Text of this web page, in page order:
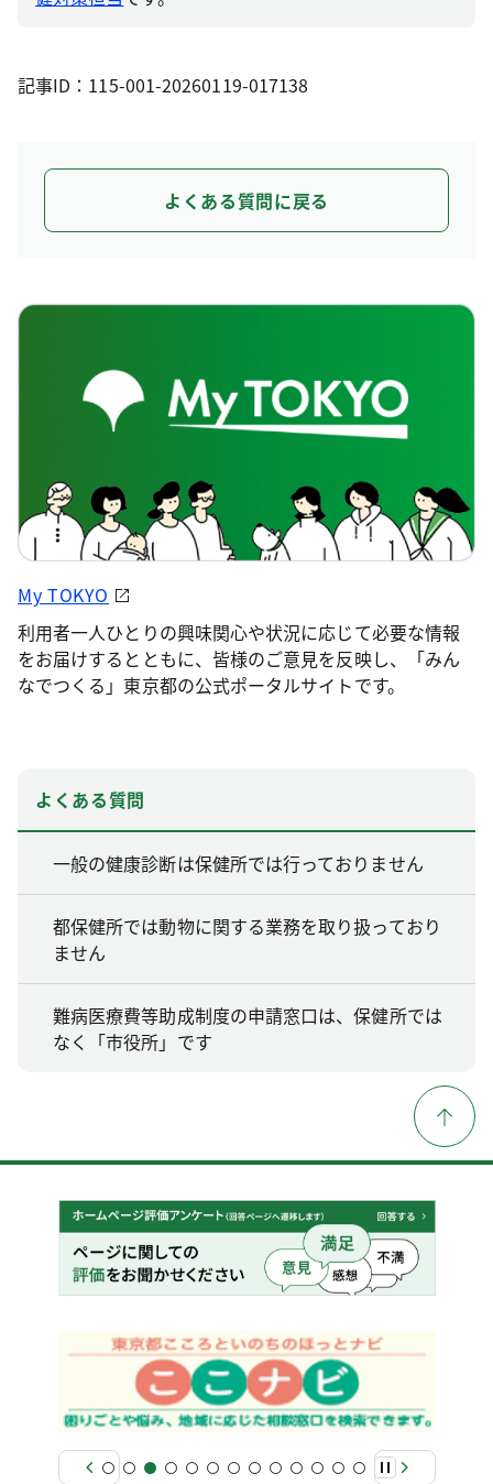
記事ID：115-001-20260119-017138
よくある質問に戻る
My TOKYO
利用者一人ひとりの興味関心や状況に応じて必要な情報
をお届けするとともに、皆様のご意見を反映し、「みん
なでつくる」東京都の公式ポータルサイトです。
よくある質問
一般の健康診断は保健所では行っておりません
都保健所では動物に関する業務を取り扱っており
ません
難病医療費等助成制度の申請窓口は、保健所では
なく「市役所」です